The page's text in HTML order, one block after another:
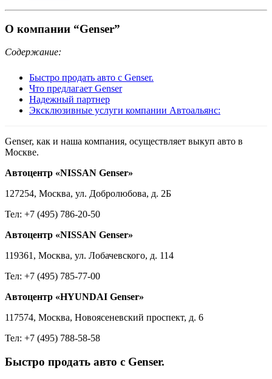
О компании “Genser”
Содержание:
Быстро продать авто с Genser.
Что предлагает Genser
Надежный партнер
Эксклюзивные услуги компании Автоальянс:
Genser, как и наша компания, осуществляет выкуп авто в
Москве.
Автоцентр «NISSAN Genser»
127254, Москва, ул. Добролюбова, д. 2Б
Тел: +7 (495) 786-20-50
Автоцентр «NISSAN Genser»
119361, Москва, ул. Лобачевского, д. 114
Тел: +7 (495) 785-77-00
Автоцентр «HYUNDAI Genser»
117574, Москва, Новоясеневский проспект, д. 6
Тел: +7 (495) 788-58-58
Быстро продать авто с Genser.